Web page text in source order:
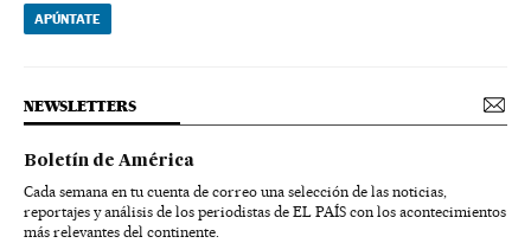
APÚNTATE
NEWSLETTERS
Boletín de América
Cada semana en tu cuenta de correo una selección de las noticias,
reportajes y análisis de los periodistas de EL PAÍS con los acontecimientos
más relevantes del continente.